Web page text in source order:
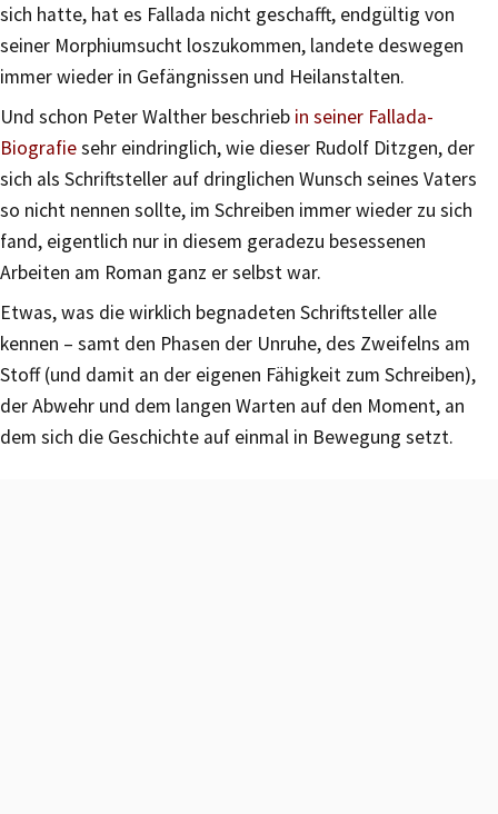
sich hatte, hat es Fallada nicht geschafft, endgültig von
seiner Morphiumsucht loszukommen, landete deswegen
immer wieder in Gefängnissen und Heilanstalten.
Und schon Peter Walther beschrieb in seiner Fallada-
Biografiesehr eindringlich, wie dieser Rudolf Ditzgen, der
sich als Schriftsteller auf dringlichen Wunsch seines Vaters
so nicht nennen sollte, im Schreiben immer wieder zu sich
fand, eigentlich nur in diesem geradezu besessenen
Arbeiten am Roman ganz er selbst war.
Etwas, was die wirklich begnadeten Schriftsteller alle
kennen – samt den Phasen der Unruhe, des Zweifelns am
Stoff (und damit an der eigenen Fähigkeit zum Schreiben),
der Abwehr und dem langen Warten auf den Moment, an
dem sich die Geschichte auf einmal in Bewegung setzt.